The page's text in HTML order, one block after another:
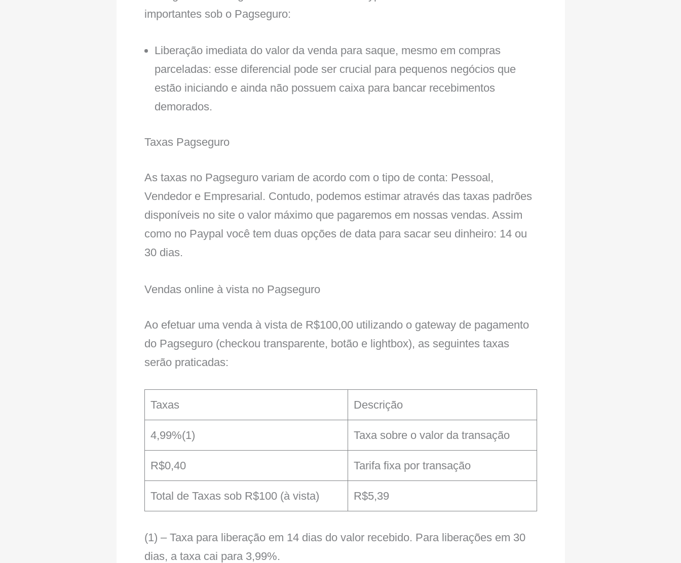
importantes sob o Pagseguro:
Liberação imediata do valor da venda para saque, mesmo em compras
parceladas: esse diferencial pode ser crucial para pequenos negócios que
estão iniciando e ainda não possuem caixa para bancar recebimentos
demorados.
Taxas Pagseguro
As taxas no Pagseguro variam de acordo com o tipo de conta: Pessoal,
Vendedor e Empresarial. Contudo, podemos estimar através das taxas padrões
disponíveis no site o valor máximo que pagaremos em nossas vendas. Assim
como no Paypal você tem duas opções de data para sacar seu dinheiro: 14 ou
30 dias.
Vendas online à vista no Pagseguro
Ao efetuar uma venda à vista de R$100,00 utilizando o gateway de pagamento
do Pagseguro (checkou transparente, botão e lightbox), as seguintes taxas
serão praticadas:
Taxas Descrição
4,99%(1) Taxa sobre o valor da transação
R$0,40 Tarifa fixa por transação
Total de Taxas sob R$100 (à vista) R$5,39
(1) – Taxa para liberação em 14 dias do valor recebido. Para liberações em 30
dias, a taxa cai para 3,99%.